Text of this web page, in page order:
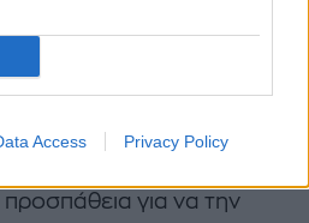
Access Privacy Policy
προσπάθεια για να την